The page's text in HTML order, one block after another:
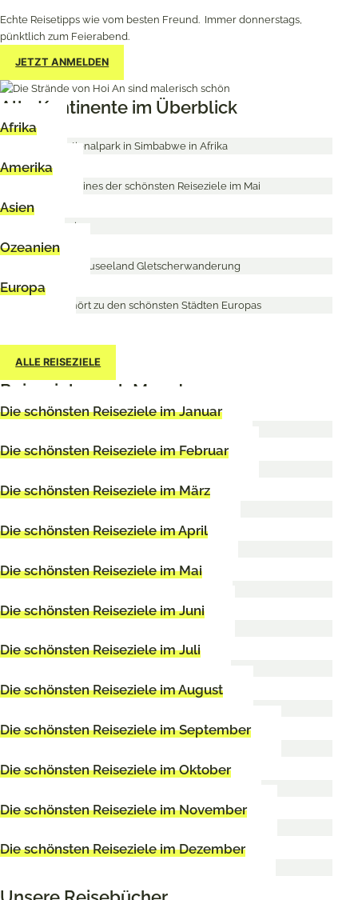
Echte Reisetipps wie vom besten Freund. Immer donnerstags,
pünktlich zum Feierabend.
JETZT ANMELDEN
Alle Kontinente im Überblick
Afrika
Amerika
Asien
Ozeanien
Europa
ALLE REISEZIELE
Reiseziele nach Monaten
Die schönsten Reiseziele im Januar
Die schönsten Reiseziele im Februar
Die schönsten Reiseziele im März
Die schönsten Reiseziele im April
Die schönsten Reiseziele im Mai
Die schönsten Reiseziele im Juni
Die schönsten Reiseziele im Juli
Die schönsten Reiseziele im August
Die schönsten Reiseziele im September
Die schönsten Reiseziele im Oktober
Die schönsten Reiseziele im November
Die schönsten Reiseziele im Dezember